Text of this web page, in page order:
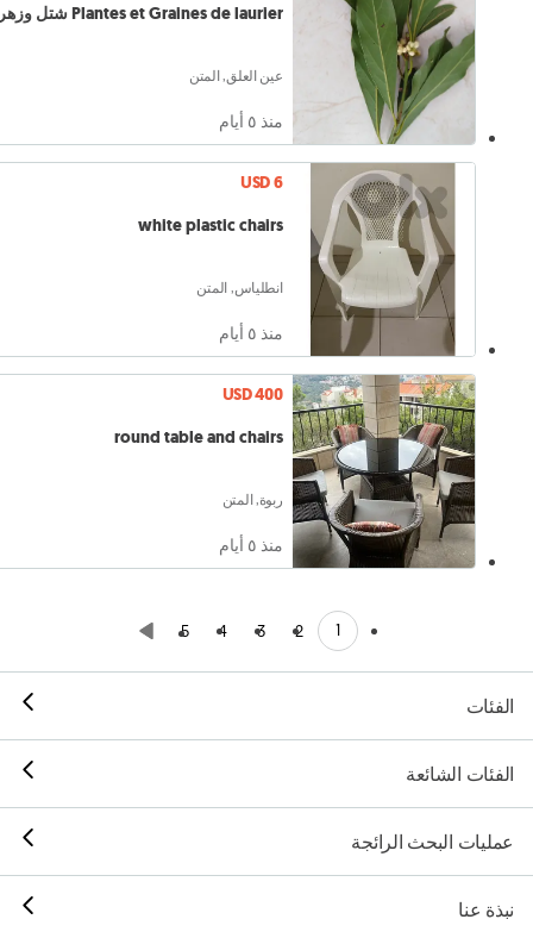
Plantes et Graines de laurier شتل وزهر غار
عين العلق, المتن
منذ ٥ أيام
USD 6
white plastic chairs
انطلياس, المتن
منذ ٥ أيام
USD 400
round table and chairs
ربوة, المتن
منذ ٥ أيام
1
2
3
4
5
الفئات
الفئات الشائعة
عمليات البحث الرائجة
نبذة عنا